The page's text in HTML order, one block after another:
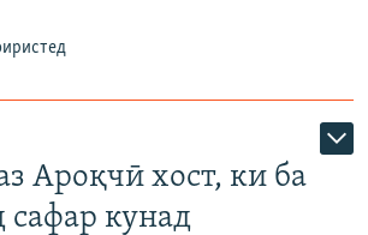
Ароқчӣ хост, ки ба
кунад